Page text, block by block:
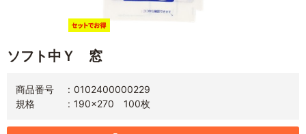
ソフト中Ｙ 窓
商品番号
0102400000229
規格
190x270 100枚